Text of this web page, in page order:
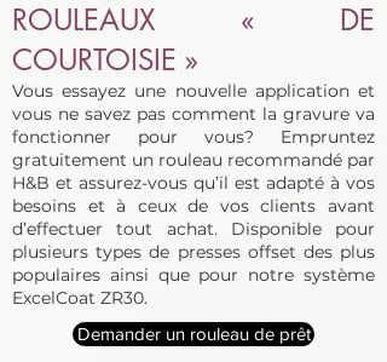
ROULEAUX « DE
COURTOISIE »
Vous essayez une nouvelle application et
vous ne savez pas comment la gravure va
fonctionner pour vous? Empruntez
gratuitement un rouleau recommandé par
H&B et assurez-vous qu’il est adapté à vos
besoins et à ceux de vos clients avant
d’effectuer tout achat. Disponible pour
plusieurs types de presses offset des plus
populaires ainsi que pour notre système
ExcelCoat ZR30.
Demander un rouleau de prêt